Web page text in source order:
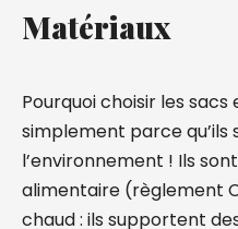
Matériaux
Pourquoi choisir les
simplement parce
l’environnement ! Ils
alimentaire (règlement
chaud : ils supportent